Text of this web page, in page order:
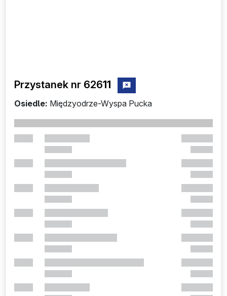
Przystanek nr 62611 zgłoś przystanek nr 62611
Osiedle: Międzyodrze-Wyspa Pucka